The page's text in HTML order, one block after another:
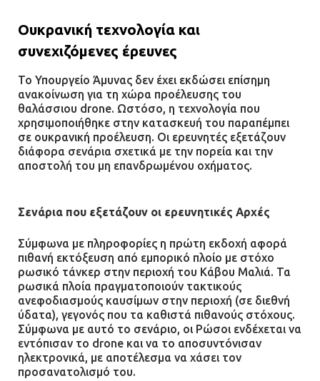
Ασπρόπυργος: Πέθανε ένας από
τους σοβαρά εγκαυματίες της
μεγάλης έκρηξης στο εργοστάσιο
12.07.2026 | 15:07
Άργος: Στη φυλακή οι δύο
αστυνομικοί για τους
πυροβολισμούς κατά του 20χρονου
11.07.2026 | 22:59
Ένα πουλί «υπεύθυνο» για την
πρωινή διακοπή ρεύματος στη
Μάνδρα
09.07.2026 | 11:12
Φωτιά σε επιχείρηση στον
Ασπρόπυργο – Ήχησε το 112
09.07.2026 | 09:19
Ουκρανική τεχνολογία και
συνεχιζόμενες έρευνες
Το Υπουργείο Άμυνας δεν έχει εκδώσει επίσημη
ανακοίνωση για τη χώρα προέλευσης του
θαλάσσιου drone. Ωστόσο, η τεχνολογία που
χρησιμοποιήθηκε στην κατασκευή του παραπέμπει
σε ουκρανική προέλευση. Οι ερευνητές εξετάζουν
διάφορα σενάρια σχετικά με την πορεία και την
αποστολή του μη επανδρωμένου οχήματος.
Σενάρια που εξετάζουν οι ερευνητικές Αρχές
Σύμφωνα με πληροφορίες η πρώτη εκδοχή αφορά
πιθανή εκτόξευση από εμπορικό πλοίο με στόχο
ρωσικό τάνκερ στην περιοχή του Κάβου Μαλιά. Τα
ρωσικά πλοία πραγματοποιούν τακτικούς
ανεφοδιασμούς καυσίμων στην περιοχή (σε διεθνή
ύδατα), γεγονός που τα καθιστά πιθανούς στόχους.
Σύμφωνα με αυτό το σενάριο, οι Ρώσοι ενδέχεται να
εντόπισαν το drone και να το αποσυντόνισαν
ηλεκτρονικά, με αποτέλεσμα να χάσει τον
προσανατολισμό του.